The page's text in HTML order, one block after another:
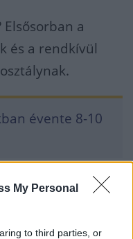
My Personal
to third parties, or
a
és a rendkívül
évente 8-10
sztenderdek
már az
USA-t. A két